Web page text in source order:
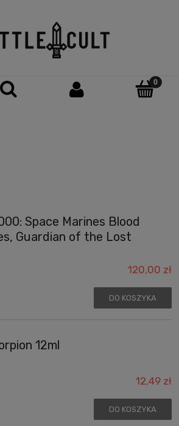
Space Marines Blood
Guardian of the Lost
120,00 zł
DO KOSZYKA
12ml
12,49 zł
DO KOSZYKA